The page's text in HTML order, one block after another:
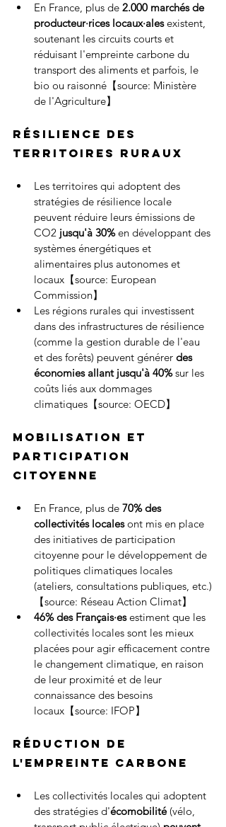
En France, plus de 2.000 marchés de
producteur·rices locaux·ales existent,
soutenant les circuits courts et
réduisant l'empreinte carbone du
transport des aliments et parfois, le
bio ou raisonné【source: Ministère
de l'Agriculture】
Résilience des
territoires ruraux
Les territoires qui adoptent des
stratégies de résilience locale
peuvent réduire leurs émissions de
CO2 jusqu'à 30% en développant des
systèmes énergétiques et
alimentaires plus autonomes et
locaux【source: European
Commission】
Les régions rurales qui investissent
dans des infrastructures de résilience
(comme la gestion durable de l'eau
et des forêts) peuvent générer des
économies allant jusqu'à 40% sur les
coûts liés aux dommages
climatiques【source: OECD】
Mobilisation et
participation
citoyenne
En France, plus de 70% des
collectivités locales ont mis en place
des initiatives de participation
citoyenne pour le développement de
politiques climatiques locales
(ateliers, consultations publiques, etc.)
【source: Réseau Action Climat】
46% des Français·es estiment que les
collectivités locales sont les mieux
placées pour agir efficacement contre
le changement climatique, en raison
de leur proximité et de leur
connaissance des besoins
locaux【source: IFOP】
Réduction de
l'empreinte carbone
Les collectivités locales qui adoptent
des stratégies d'écomobilité (vélo,